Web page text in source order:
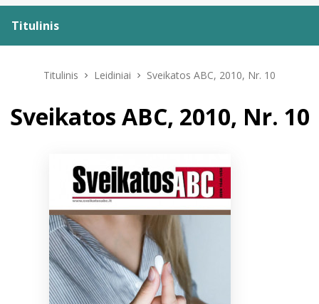
Titulinis
Leidiniai
Bibliotekoms
Titulinis Leidiniai Sveikatos ABC, 2010, Nr. 10
Sveikatos ABC, 2010, Nr. 10